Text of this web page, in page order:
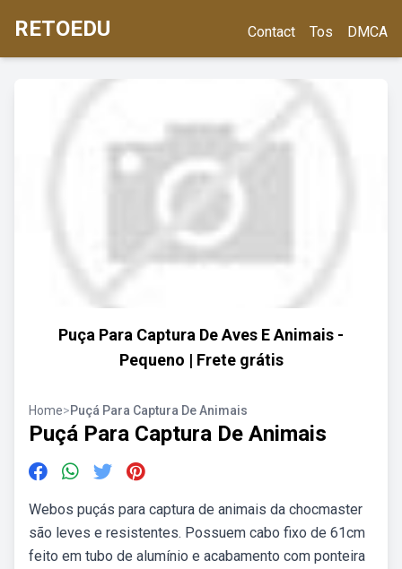
RETOEDU Contact Tos DMCA
Puça Para Captura De Aves E Animais -
Pequeno | Frete grátis
Home>Puçá Para Captura De Animais
Puçá Para Captura De Animais
Webos puçás para captura de animais da chocmaster
são leves e resistentes. Possuem cabo fixo de 61cm
feito em tubo de alumínio e acabamento com ponteira